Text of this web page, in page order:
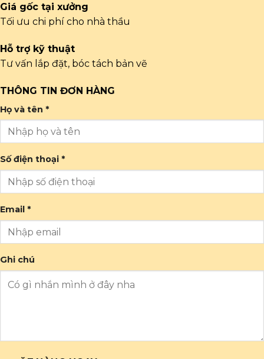
Giá gốc tại xưởng
Tối ưu chi phí cho nhà thầu
Hỗ trợ kỹ thuật
Tư vấn lắp đặt, bóc tách bản vẽ
THÔNG TIN ĐƠN HÀNG
Họ và tên *
Số điện thoại *
Email *
Ghi chú